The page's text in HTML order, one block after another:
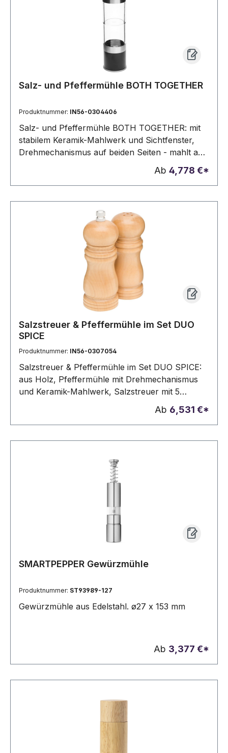
Salz- und Pfeffermühle BOTH TOGETHER
Produktnummer: IN56-0304406
Salz- und Pfeffermühle BOTH TOGETHER: mit
stabilem Keramik-Mahlwerk und Sichtfenster,
Drehmechanismus auf beiden Seiten - mahlt auf
der einen Seite Salz und auf der anderen
Ab 4,778 €*
Salzstreuer & Pfeffermühle im Set DUO
SPICE
Produktnummer: IN56-0307054
Salzstreuer & Pfeffermühle im Set DUO SPICE:
aus Holz, Pfeffermühle mit Drehmechanismus
und Keramik-Mahlwerk, Salzstreuer mit 5
Ab 6,531 €*
SMARTPEPPER Gewürzmühle
Produktnummer: ST93989-127
Gewürzmühle aus Edelstahl. ø27 x 153 mm
Ab 3,377 €*